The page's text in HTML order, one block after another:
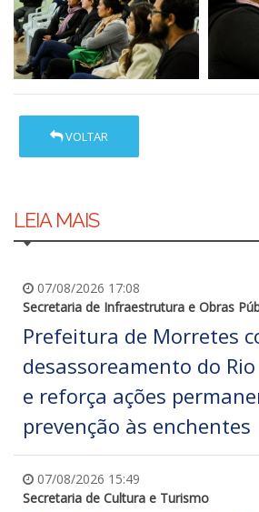
VOLTAR
LEIA MAIS
07/08/2026 17:08
Secretaria de Infraestrutura e Obras
Prefeitura de Morretes
desassoreamento do
e reforça ações
prevenção às enchentes
07/08/2026 15:49
Secretaria de Cultura e Turismo